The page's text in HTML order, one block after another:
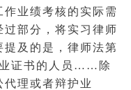
作业绩考核的实际需
部分，将实习律师
及的是，律师法第
业证书的人员……除
理或者辩护业